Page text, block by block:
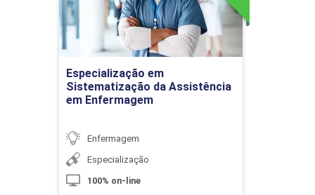
Fisiopatologia Renal
Especialização em
Sistematização da Assistência
em Enfermagem
Enfermagem
Especialização
100% on-line
Detalhes do curso
Ir para Inscrição